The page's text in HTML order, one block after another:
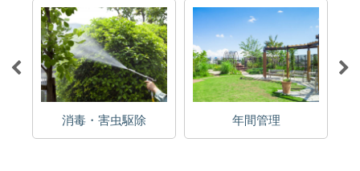
消毒・害虫駆除 年間管理